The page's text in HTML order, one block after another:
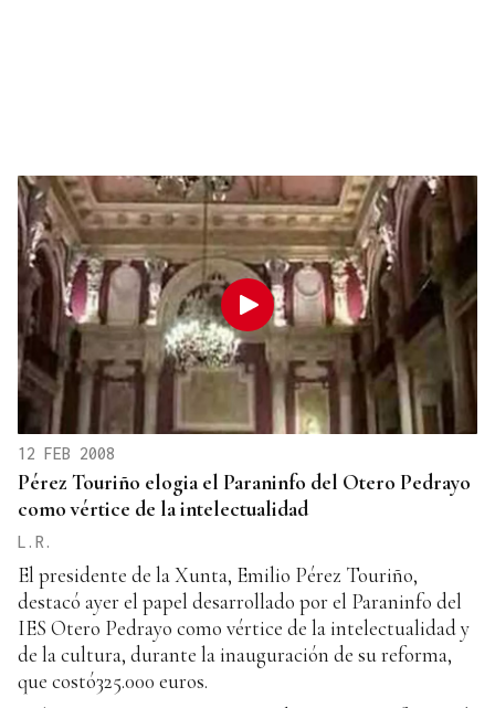
12 FEB 2008
Pérez Touriño elogia el Paraninfo del Otero Pedrayo
como vértice de la intelectualidad
L.R.
El presidente de la Xunta, Emilio Pérez Touriño,
destacó ayer el papel desarrollado por el Paraninfo del
IES Otero Pedrayo como vértice de la intelectualidad y
de la cultura, durante la inauguración de su reforma,
que costó325.000 euros.